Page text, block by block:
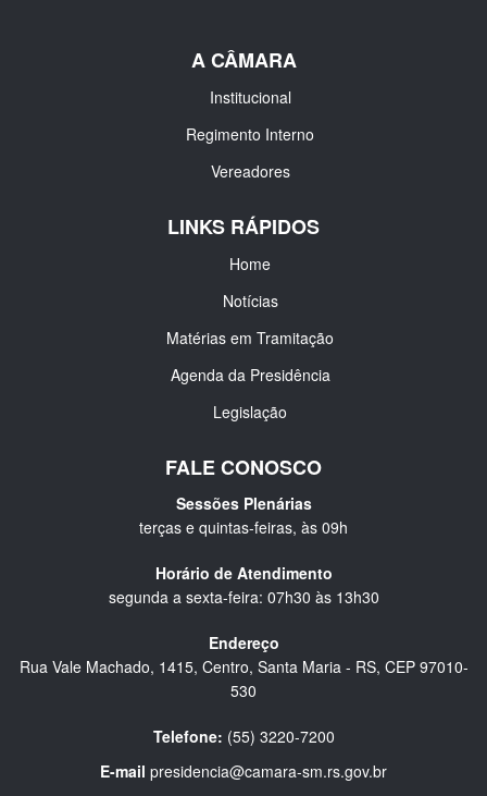
A CÂMARA
Institucional
Regimento Interno
Vereadores
LINKS RÁPIDOS
Home
Notícias
Matérias em Tramitação
Agenda da Presidência
Legislação
FALE CONOSCO
Sessões Plenárias
terças e quintas-feiras, às 09h
Horário de Atendimento
segunda a sexta-feira: 07h30 às 13h30
Endereço
Rua Vale Machado, 1415, Centro, Santa Maria - RS, CEP 97010-
530
Telefone: (55) 3220-7200
E-mail presidencia@camara-sm.rs.gov.br